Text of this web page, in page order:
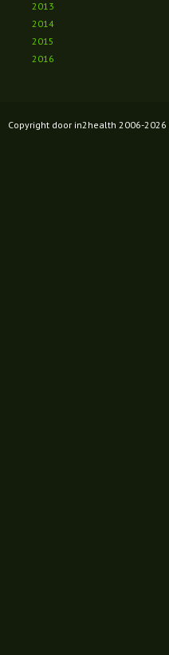
2013
2014
2015
2016
Copyright door in2health 2006-2026